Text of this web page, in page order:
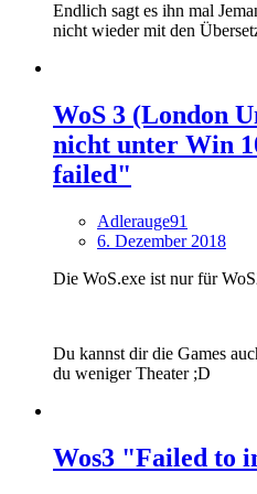
Endlich sagt es ihn mal
nicht wieder mit den
WoS 3 (London
nicht unter Win
failed"
Adlerauge91
6. Dezember 2018
Die WoS.exe ist nur für
Du kannst dir die Games
du weniger Theater ;D
Wos3 "Failed to